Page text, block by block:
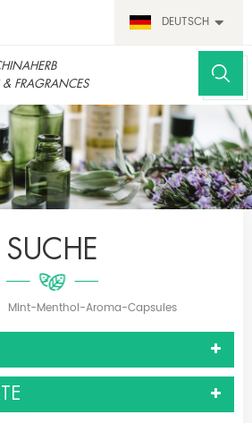
DEUTSCH
& FRAGRANCES
SUCHE
Mint-Menthol-Aroma-Capsules